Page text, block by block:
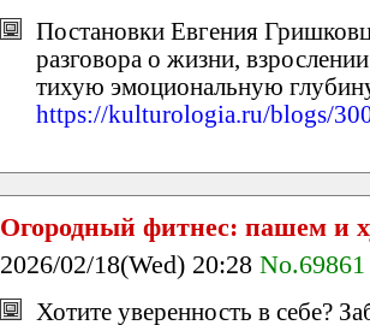
Постановки Евгения
разговора о жизни,
тихую эмоциональную
https://kulturologia.ru/blogs/
Огородный фитнес: пашем и
2026/02/18(Wed) 20:28 No.69861
Хотите уверенность в себе?